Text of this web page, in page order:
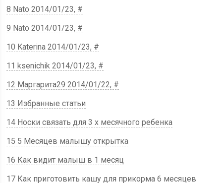
8 Nato 2014/01/23, #
9 Nato 2014/01/23, #
10 Katerina 2014/01/23, #
11 ksenichik 2014/01/23, #
12 Маргарита29 2014/01/22, #
13 Избранные статьи
14 Носки связать для 3 х месячного ребенка
15 5 Месяцев малышу открытка
16 Как видит малыш в 1 месяц
17 Как приготовить кашу для прикорма 6 месяцев